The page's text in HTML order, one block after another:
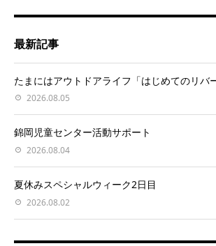
最新記事
たまにはアウトドアライフ「はじめてのリバ
2026.08.05
錦岡児童センター活動サポート
2026.08.04
夏休みスペシャルウィーク2日目
2026.08.02